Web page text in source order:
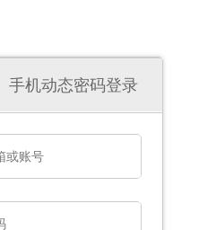
手机动态密码登录